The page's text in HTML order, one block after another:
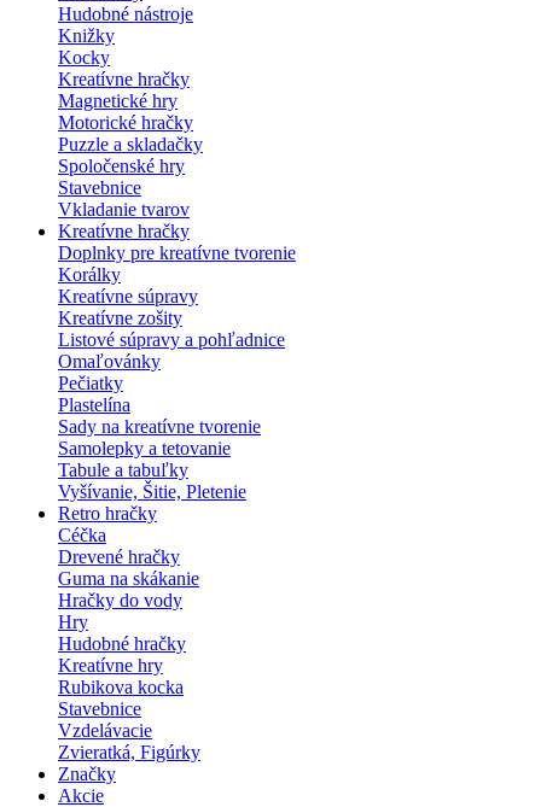
Hudobné nástroje
Knižky
Kocky
Kreatívne hračky
Magnetické hry
Motorické hračky
Puzzle a skladačky
Spoločenské hry
Stavebnice
Vkladanie tvarov
Kreatívne hračky
Doplnky pre kreatívne tvorenie
Korálky
Kreatívne súpravy
Kreatívne zošity
Listové súpravy a pohľadnice
Omaľovánky
Pečiatky
Plastelína
Sady na kreatívne tvorenie
Samolepky a tetovanie
Tabule a tabuľky
Vyšívanie, Šitie, Pletenie
Retro hračky
Céčka
Drevené hračky
Guma na skákanie
Hračky do vody
Hry
Hudobné hračky
Kreatívne hry
Rubikova kocka
Stavebnice
Vzdelávacie
Zvieratká, Figúrky
Značky
Akcie